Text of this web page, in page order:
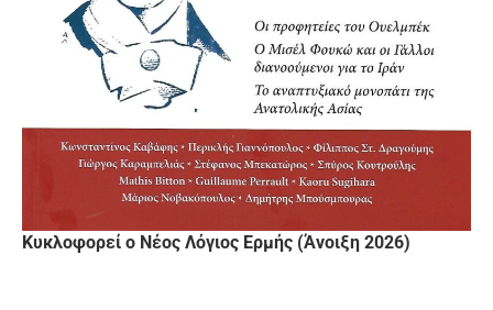
Κυκλοφορεί ο Νέος Λόγιος Ερμής (Άνοιξη 2026)